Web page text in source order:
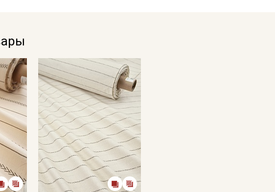
Секретная рассылка от
Мы публикуем здесь дополнительные
промокоды и скидки до 30% на узкие
Электронная почта